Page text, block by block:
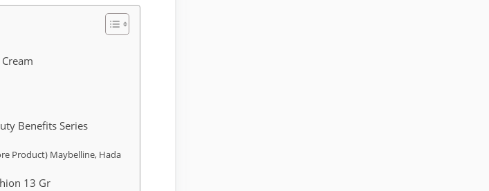
Benefits Series
Product) Maybelline, Hada
13 Gr